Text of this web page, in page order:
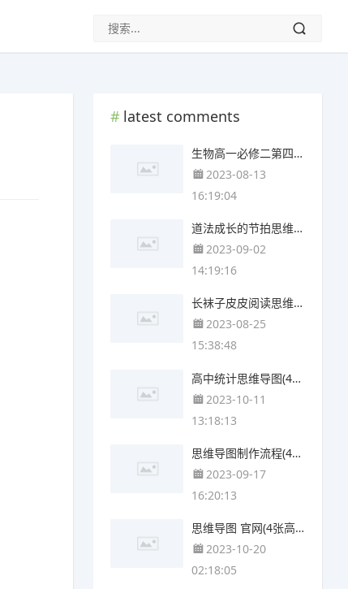
latest comments
生物高一必修二第四章思维导图(4个精选版)
2023-08-13
16:19:04
道法成长的节拍思维导图(3张附打印高清版)
2023-09-02
14:19:16
长袜子皮皮阅读思维导图(4个附下载)
2023-08-25
15:38:48
高中统计思维导图(4个可打印)
2023-10-11
13:18:13
思维导图制作流程(4个可下载)
2023-09-17
16:20:13
思维导图 官网(4张高清晰可打印)
2023-10-20
02:18:05